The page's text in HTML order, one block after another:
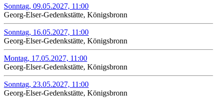
Sonntag, 09.05.2027, 11:00
Georg-Elser-Gedenkstätte, Königsbronn
Sonntag, 16.05.2027, 11:00
Georg-Elser-Gedenkstätte, Königsbronn
Montag, 17.05.2027, 11:00
Georg-Elser-Gedenkstätte, Königsbronn
Sonntag, 23.05.2027, 11:00
Georg-Elser-Gedenkstätte, Königsbronn